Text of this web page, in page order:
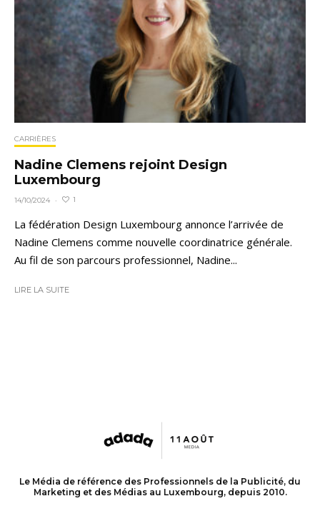
CARRIÈRES
Nadine Clemens rejoint Design
Luxembourg
14/10/2024 · 1
La fédération Design Luxembourg annonce l’arrivée de
Nadine Clemens comme nouvelle coordinatrice générale.
Au fil de son parcours professionnel, Nadine...
LIRE LA SUITE
Le Média de référence des Professionnels de la Publicité, du
Marketing et des Médias au Luxembourg, depuis 2010.